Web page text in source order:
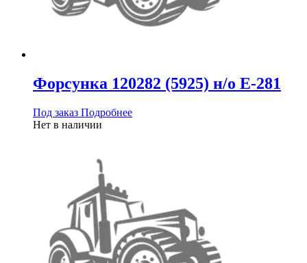
Форсунка 120282 (5925) н/о Е-281
Под заказ Подробнее
Нет в наличии